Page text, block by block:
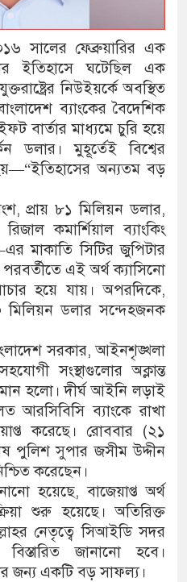
সালের ফেব্রুয়ারির এক
ইতিহাসে ঘটেছিল এক
নিউইয়র্কে অবস্থিত
ব্যাংকের বৈদেশিক
বার্তার মাধ্যমে চুরি হয়ে
ডলার। মুহূর্তেই বিশ্বের
অন্যতম বড়
প্রায় ৮১ মিলিয়ন ডলার,
কমার্শিয়াল ব্যাংকিং
মাকাতি সিটির জুপিটার
এই অর্থ ক্যাসিনো
হয়ে যায়। অপরদিকে,
মিলিয়ন ডলার সন্দেহজনক
সরকার, আইনশৃঙ্খলা
সংস্থাগুলোর অক্লান্ত
হলো। দীর্ঘ আইনি লড়াই
আরসিবিসি ব্যাংকে রাখা
করেছে। রোববার (২১
পুলিশ সুপার জসীম উদ্দীন
করেছেন।
হয়েছে, বাজেয়াপ্ত অর্থ
শুরু হয়েছে। অতিরিক্ত
নেতৃত্বে সিআইডি সদর
জানানো হবে।
জন্য একটি বড় সাফল্য।